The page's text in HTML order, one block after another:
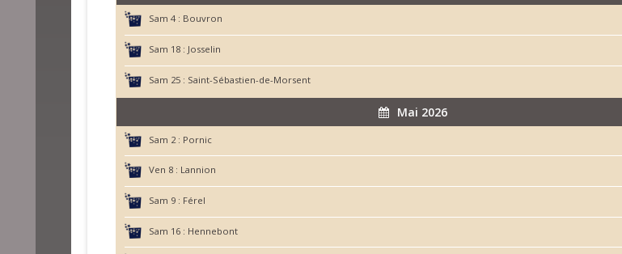
Sam 4 : Bouvron
Sam 18 : Josselin
Sam 25 : Saint-Sébastien-de-Morsent
Mai 2026
Sam 2 : Pornic
Ven 8 : Lannion
Sam 9 : Férel
Sam 16 : Hennebont